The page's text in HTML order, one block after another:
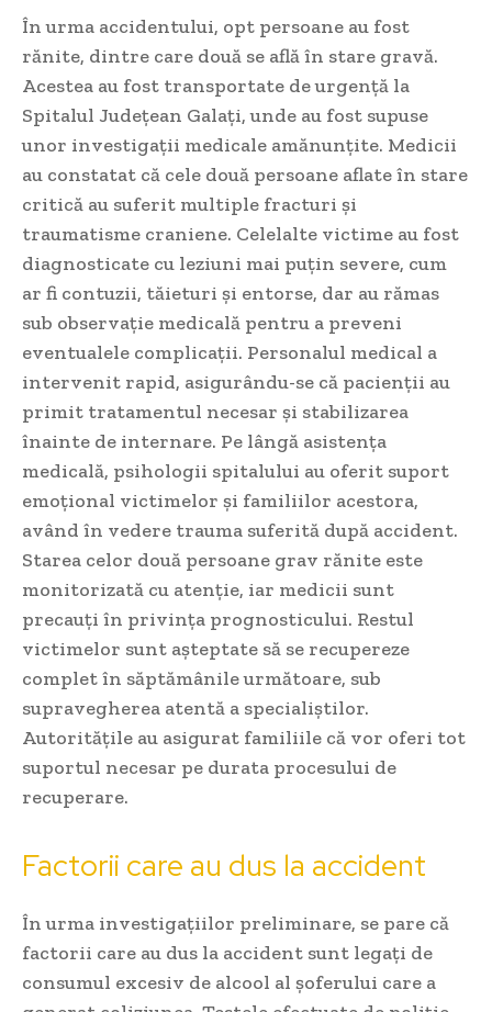
În urma accidentului, opt persoane au fost
rănite, dintre care două se află în stare gravă.
Acestea au fost transportate de urgență la
Spitalul Județean Galați, unde au fost supuse
unor investigații medicale amănunțite. Medicii
au constatat că cele două persoane aflate în stare
critică au suferit multiple fracturi și
traumatisme craniene. Celelalte victime au fost
diagnosticate cu leziuni mai puțin severe, cum
ar fi contuzii, tăieturi și entorse, dar au rămas
sub observație medicală pentru a preveni
eventualele complicații. Personalul medical a
intervenit rapid, asigurându-se că pacienții au
primit tratamentul necesar și stabilizarea
înainte de internare. Pe lângă asistența
medicală, psihologii spitalului au oferit suport
emoțional victimelor și familiilor acestora,
având în vedere trauma suferită după accident.
Starea celor două persoane grav rănite este
monitorizată cu atenție, iar medicii sunt
precauți în privința prognosticului. Restul
victimelor sunt așteptate să se recupereze
complet în săptămânile următoare, sub
supravegherea atentă a specialiștilor.
Autoritățile au asigurat familiile că vor oferi tot
suportul necesar pe durata procesului de
recuperare.
Factorii care au dus la accident
În urma investigațiilor preliminare, se pare că
factorii care au dus la accident sunt legați de
consumul excesiv de alcool al șoferului care a